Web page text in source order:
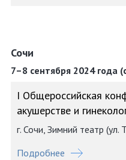
Сочи
7–8 сентября 2024 года
I Общероссийская
акушерстве и
г. Сочи, Зимний театр (ул.
Подробнее